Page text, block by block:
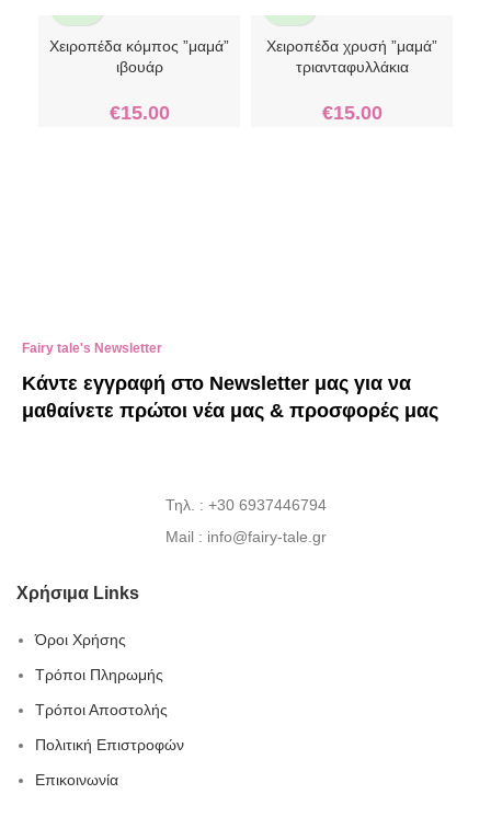
Χειροπέδα κόμπος ”μαμά”
ιβουάρ
€15.00
Χειροπέδα χρυσή ”μαμά”
τριανταφυλλάκια
€15.00
Fairy tale's Newsletter
Κάντε εγγραφή στο Newsletter μας για να
μαθαίνετε πρώτοι νέα μας & προσφορές μας
Τηλ. : +30 6937446794
Mail : info@fairy-tale.gr
Χρήσιμα Links
Όροι Χρήσης
Τρόποι Πληρωμής
Τρόποι Αποστολής
Πολιτική Επιστροφών
Επικοινωνία